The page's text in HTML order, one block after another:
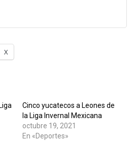
X
Cinco yucatecos a Leones de
la Liga Invernal Mexicana
octubre 19, 2021
En «Deportes»